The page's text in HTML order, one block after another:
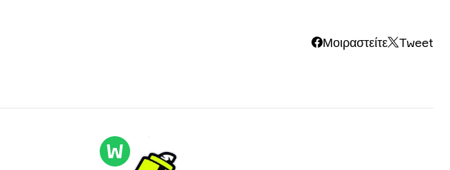
Μοιραστείτε Tweet
W